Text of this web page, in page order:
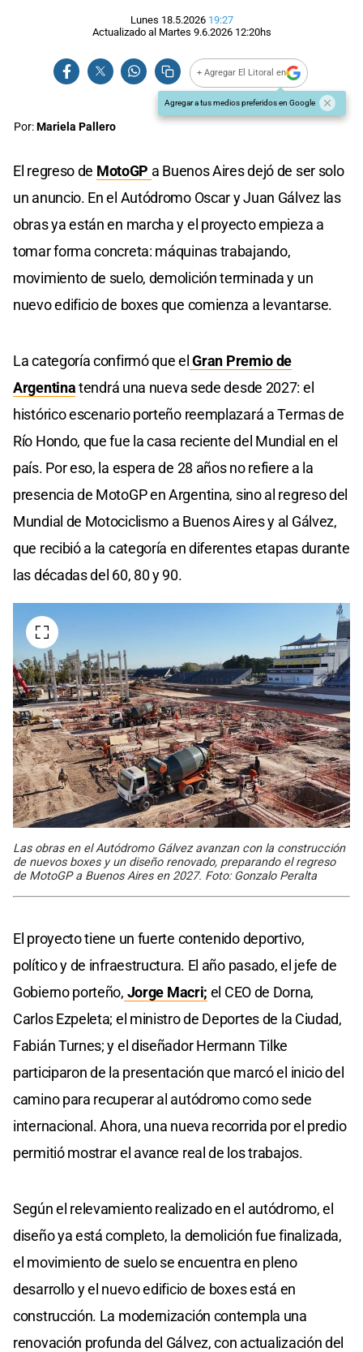
Lunes 18.5.2026 19:27
Actualizado al Martes 9.6.2026 12:20hs
+ Agregar El Litoral en
Agregar a tus medios preferidos en Google
Por:Mariela Pallero
El regreso de MotoGP a Buenos Aires dejó de ser solo
un anuncio. En el Autódromo Oscar y Juan Gálvez las
obras ya están en marcha y el proyecto empieza a
tomar forma concreta: máquinas trabajando,
movimiento de suelo, demolición terminada y un
nuevo edificio de boxes que comienza a levantarse.
La categoría confirmó que elGran Premio de
Argentinatendrá una nueva sede desde 2027: el
histórico escenario porteño reemplazará a Termas de
Río Hondo, que fue la casa reciente del Mundial en el
país. Por eso, la espera de 28 años no refiere a la
presencia de MotoGP en Argentina, sino al regreso del
Mundial de Motociclismo a Buenos Aires y al Gálvez,
que recibió a la categoría en diferentes etapas durante
las décadas del 60, 80 y 90.
Las obras en el Autódromo Gálvez avanzan con la construcción
de nuevos boxes y un diseño renovado, preparando el regreso
de MotoGP a Buenos Aires en 2027. Foto: Gonzalo Peralta
El proyecto tiene un fuerte contenido deportivo,
político y de infraestructura. El año pasado, el jefe de
Gobierno porteño, Jorge Macri; el CEO de Dorna,
Carlos Ezpeleta; el ministro de Deportes de la Ciudad,
Fabián Turnes; y el diseñador Hermann Tilke
participaron de la presentación que marcó el inicio del
camino para recuperar al autódromo como sede
internacional. Ahora, una nueva recorrida por el predio
permitió mostrar el avance real de los trabajos.
Según el relevamiento realizado en el autódromo, el
diseño ya está completo, la demolición fue finalizada,
el movimiento de suelo se encuentra en pleno
desarrollo y el nuevo edificio de boxes está en
construcción. La modernización contempla una
renovación profunda del Gálvez, con actualización del